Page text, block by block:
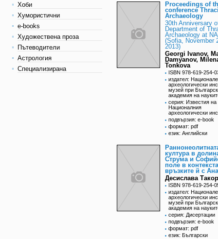
Хоби
Хумористични
e-books
Художествена проза
Пътеводители
Астрология
Специализирана
Proceedings of
conference
Archaeology
30th Anniversary
Department of
Archaeology at
(Sofia, November
2013)
Georgi Ivanov,
Damyanov,
Tonkova
ISBN 978-619-254-
издател:
археологически
музей при
академия на
серия: Известия на
Националния
археологически
подвързия: e-book
формат: pdf
език: Английски
култура в
Струма и
поле в
връзките й с
Десислава
ISBN 978-619-254-
издател:
археологически
музей при
академия на
серия: Дисертации
подвързия: e-book
формат: pdf
език: Български